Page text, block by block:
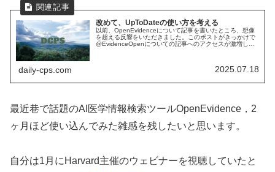
改めて、UpToDateの使い方を考える
以前、OpenEvidenceについて記事を書いたところ、想像
を超える反響をいただきました。このポストがきっかけで
@EvidenceOpenについての記事へのアクセスが激増し、
daily-cps.com 2025.07.18
最近巷で話題のAI医学情報検索ツールOpenEvidence，2
ヶ月ほど使い込んでみた雑感を残したいと思います。
自分は1月にHarvard主催のウェビナーを視聴していたと